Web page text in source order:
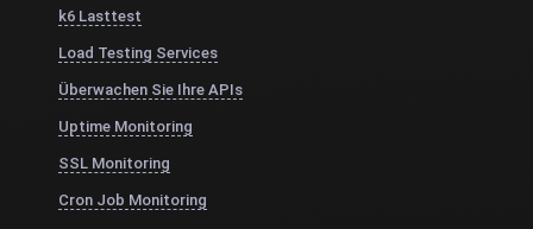
k6 Lasttest
Load Testing Services
Überwachen Sie Ihre APIs
Uptime Monitoring
SSL Monitoring
Cron Job Monitoring